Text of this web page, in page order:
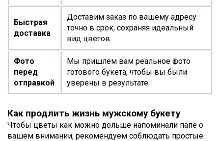
Быстрая
доставка
Доставим заказ по вашему адресу
точно в срок, сохраняя идеальный
вид цветов.
Фото
перед
отправкой
Мы пришлем вам реальное фото
готового букета, чтобы вы были
уверены в результате.
Как продлить жизнь мужскому букету
Чтобы цветы как можно дольше напоминали папе о
вашем внимании, рекомендуем соблюдать простые